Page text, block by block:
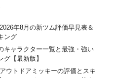
年8月の新ツム評価早見表＆
ング
キャラクター一覧と最強・強い
グ【最新版】
ウトドアミッキーの評価とスキ